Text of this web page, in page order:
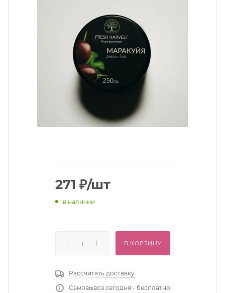
271 ₽/шт
в наличии
В КОРЗИНУ
Рассчитать доставку
Самовывоз сегодня - бесплатно